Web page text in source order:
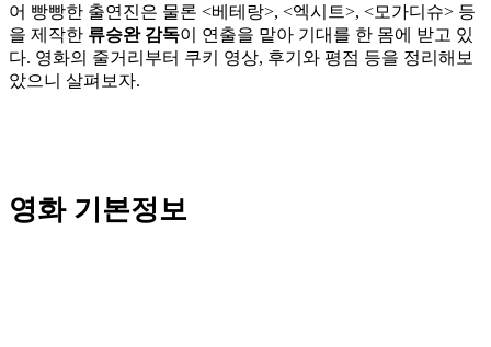
어 빵빵한 출연진은 물론 <베테랑>, <엑시트>, <모가디슈> 등
을 제작한 류승완 감독이 연출을 맡아 기대를 한 몸에 받고 있
다. 영화의 줄거리부터 쿠키 영상, 후기와 평점 등을 정리해보
았으니 살펴보자.
영화 기본정보